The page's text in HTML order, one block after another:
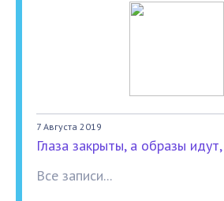
7 Августа 2019
Глаза закрыты, а образы
Все записи...